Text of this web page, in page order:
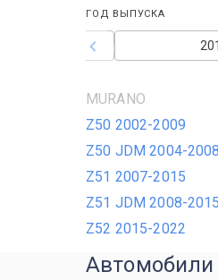
ГОД ВЫПУСКА
MURANO
Z50 2002-2009
Z50 JDM 2004-2008
Z51 2007-2015
Z51 JDM 2008-2015
Z52 2015-2022
Автомобили